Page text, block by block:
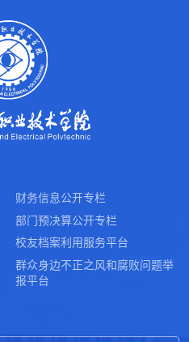
财务信息公开专栏
部门预决算公开专栏
校友档案利用服务平台
群众身边不正之风和腐败问题举
报平台